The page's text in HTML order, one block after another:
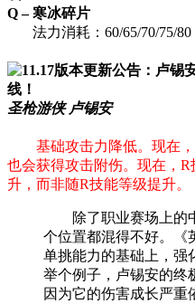
Q – 寒冰碎片
法力消耗：60/65/70/75/80
圣枪游侠 卢锡安
基础攻击力降低。现在
也会获得攻击附伤。现在，
升，而非随R技能等级提升。
除了职业赛场上的
个位置都混得不好。《
单挑能力的基础上，强
举个例子，卢锡安的终
因为它的伤害成长严重